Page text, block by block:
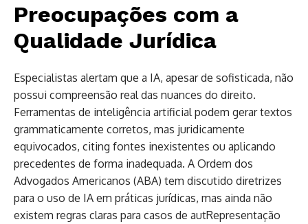
Preocupações com a
Qualidade Jurídica
Especialistas alertam que a IA, apesar de sofisticada, não
possui compreensão real das nuances do direito.
Ferramentas de inteligência artificial podem gerar textos
grammaticamente corretos, mas juridicamente
equivocados, citing fontes inexistentes ou aplicando
precedentes de forma inadequada. A Ordem dos
Advogados Americanos (ABA) tem discutido diretrizes
para o uso de IA em práticas jurídicas, mas ainda não
existem regras claras para casos de autRepresentação